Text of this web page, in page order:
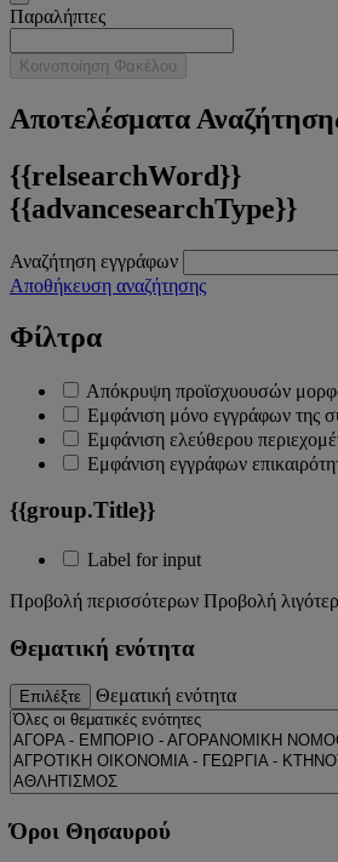
Παραλήπτες
Κοινοποίηση Φακέλου
Αποτελέσματα
{{relsearchWord}}
{{advancesearchType}}
Αναζήτηση εγγράφων
Αποθήκευση αναζήτησης
Φίλτρα
Απόκρυψη προϊσχυουσών
Εμφάνιση μόνο εγγράφων της
Εμφάνιση ελεύθερου
Εμφάνιση εγγράφων
{{group.Title}}
Label for input
Προβολή περισσότερων Προβολή
Θεματική ενότητα
Επιλέξτε Θεματική ενότητα
Όροι Θησαυρού